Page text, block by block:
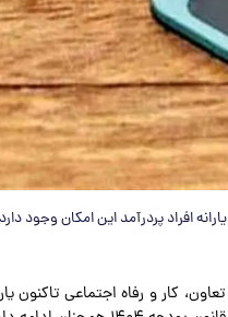
پردرآمد این امکان وجود دارد